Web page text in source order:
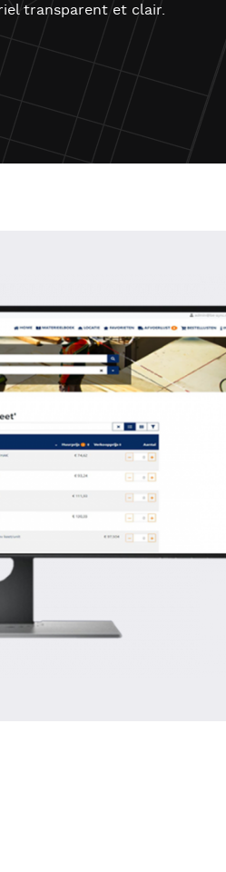
transparent et clair.